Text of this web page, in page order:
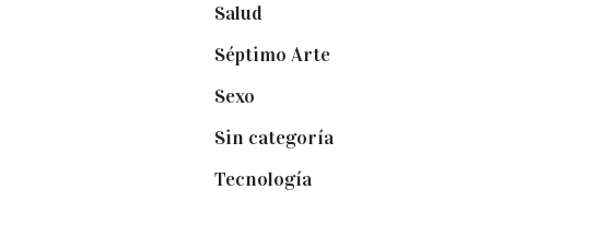
Salud
Séptimo Arte(40)
Sexo
Sin categoría(2)
Tecnología(3)